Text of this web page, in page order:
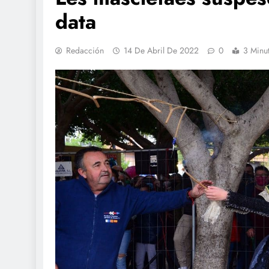
data
Redacción 14 De Abril De 2022 0 3